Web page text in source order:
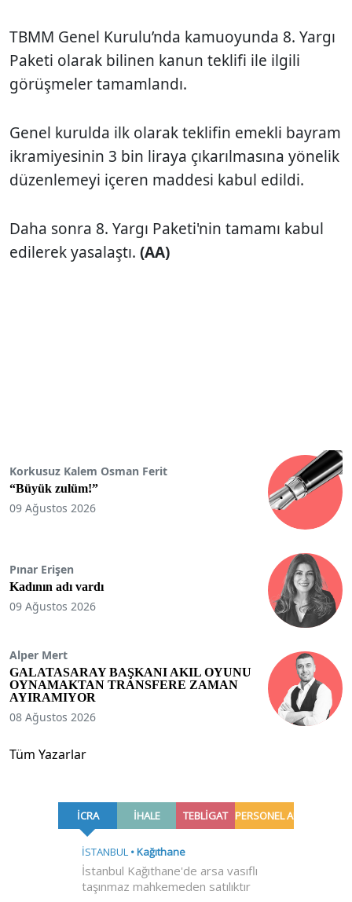
TBMM Genel Kurulu’nda kamuoyunda 8. Yargı
Paketi olarak bilinen kanun teklifi ile ilgili
görüşmeler tamamlandı.
Genel kurulda ilk olarak teklifin emekli bayram
ikramiyesinin 3 bin liraya çıkarılmasına yönelik
düzenlemeyi içeren maddesi kabul edildi.
Daha sonra 8. Yargı Paketi'nin tamamı kabul
edilerek yasalaştı. (AA)
Korkusuz Kalem Osman Ferit
“Büyük zulüm!”
09 Ağustos 2026
Pınar Erişen
Kadının adı vardı
09 Ağustos 2026
Alper Mert
GALATASARAY BAŞKANI AKIL OYUNU
OYNAMAKTAN TRANSFERE ZAMAN
AYIRAMIYOR
08 Ağustos 2026
Tüm Yazarlar